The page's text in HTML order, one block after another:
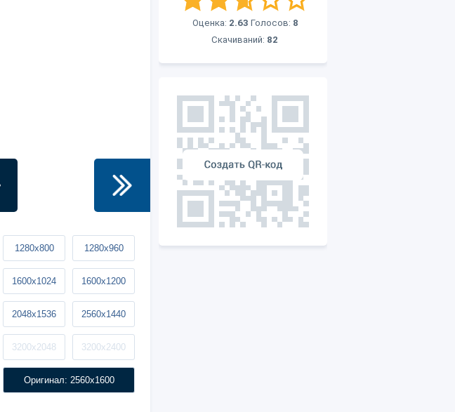
Оценка: 2.63 Голосов: 8
Скачиваний: 82
1280x800 1280x960
1600x1024 1600x1200
2048x1536 2560x1440
3200x2048 3200x2400
Оригинал: 2560x1600